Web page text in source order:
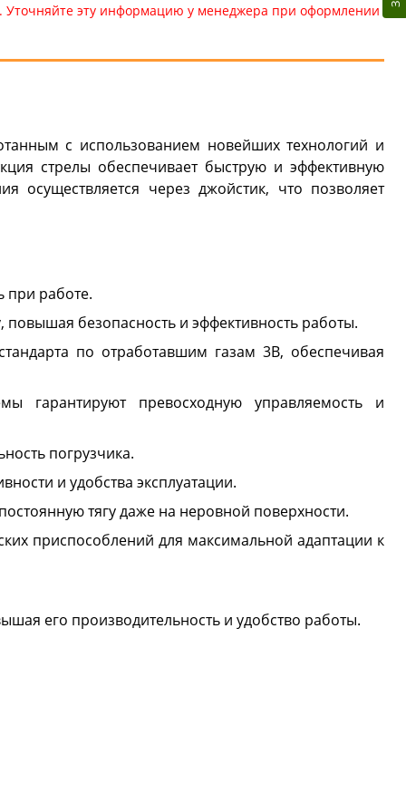
Уточняйте эту информацию у менеджера при оформлении
с использованием новейших технологий и
стрелы обеспечивает быструю и эффективную
осуществляется через джойстик, что позволяет
при работе.
повышая безопасность и эффективность работы.
по отработавшим газам 3B, обеспечивая
гарантируют превосходную управляемость и
погрузчика.
и удобства эксплуатации.
тягу даже на неровной поверхности.
приспособлений для максимальной адаптации к
его производительность и удобство работы.